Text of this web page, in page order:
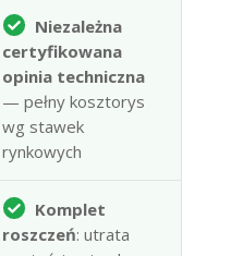
Niezależna
certyfikowana
opinia techniczna
— pełny kosztorys
wg stawek
rynkowych
Komplet
roszczeń: utrata